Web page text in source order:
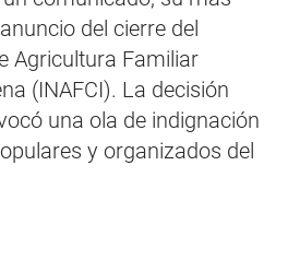
del cierre del
Agricultura Familiar
(INAFCI). La decisión
una ola de indignación
y organizados del